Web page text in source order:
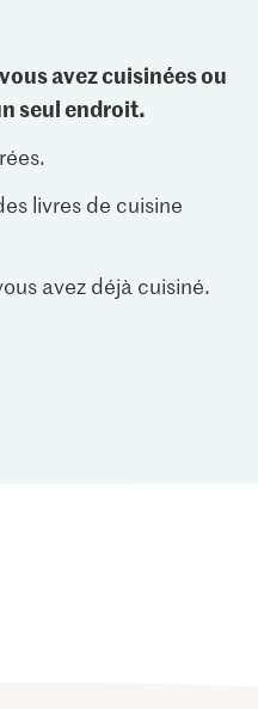
avez cuisinées ou
seul endroit.
livres de cuisine
avez déjà cuisiné.